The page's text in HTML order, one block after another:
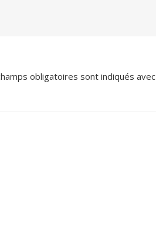
obligatoires sont indiqués avec